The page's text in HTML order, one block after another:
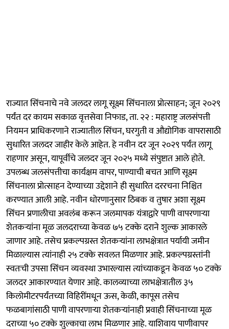
राज्यात सिंचनाचे नवे जलदर लागू सूक्ष्म सिंचनाला प्रोत्साहन; जून २०२९
पर्यंत दर कायम सकाळ वृत्तसेवा निफाड, ता. २२ : महाराष्ट्र जलसंपत्ती
नियमन प्राधिकरणाने राज्यातील सिंचन, घरगुती व औद्योगिक वापरासाठी
सुधारित जलदर जाहीर केले आहेत. हे नवीन दर जून २०२९ पर्यंत लागू
राहणार असून, यापूर्वीचे जलदर जून २०२५ मध्ये संपुष्टात आले होते.
उपलब्ध जलसंपत्तीचा कार्यक्षम वापर, पाण्याची बचत आणि सूक्ष्म
सिंचनाला प्रोत्साहन देण्याच्या उद्देशाने ही सुधारित दररचना निश्चित
करण्यात आली आहे. नवीन धोरणानुसार ठिबक व तुषार अशा सूक्ष्म
सिंचन प्रणालीचा अवलंब करून जलमापक यंत्राद्वारे पाणी वापरणाऱ्या
शेतकऱ्यांना मूळ जलदराच्या केवळ ७५ टक्के दराने शुल्क आकारले
जाणार आहे. तसेच प्रकल्पग्रस्त शेतकऱ्यांना लाभक्षेत्रात पर्यायी जमीन
मिळाल्यास त्यांनाही २५ टक्के सवलत मिळणार आहे. प्रकल्पग्रस्तांनी
स्वतःची उपसा सिंचन व्यवस्था उभारल्यास त्यांच्याकडून केवळ ५० टक्के
जलदर आकारण्यात येणार आहे. कालव्याच्या लाभक्षेत्रातील ३५
किलोमीटरपर्यंतच्या विहिरींमधून ऊस, केळी, कापूस तसेच
फळबागांसाठी पाणी वापरणाऱ्या शेतकऱ्यांनाही प्रवाही सिंचनाच्या मूळ
दराच्या ५० टक्के शुल्काचा लाभ मिळणार आहे. याशिवाय पाणीवापर